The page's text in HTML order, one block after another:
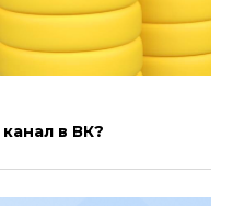
в ВК?